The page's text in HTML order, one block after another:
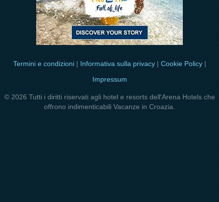
Termini e condizioni| Informativa sulla privacy| Cookie Policy|
Impressum
© 2026 Tutti i diritti riservati agli hotel e resorts dell'Arena Hotels che
offrono indimenticabili Vacanze in Croazia.